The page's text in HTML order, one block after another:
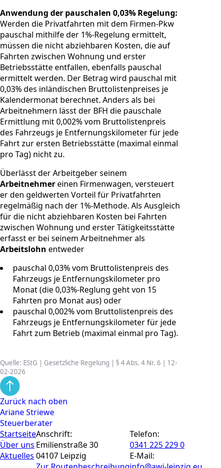
Anwendung der pauschalen 0,03% Regelung:
Werden die Privatfahrten mit dem Firmen-Pkw
pauschal mithilfe der 1%-Regelung ermittelt,
müssen die nicht abziehbaren Kosten, die auf
Fahrten zwischen Wohnung und erster
Betriebsstätte entfallen, ebenfalls pauschal
ermittelt werden. Der Betrag wird pauschal mit
0,03% des inländischen Bruttolistenpreises je
Kalendermonat berechnet. Anders als bei
Arbeitnehmern lässt der BFH die pauschale
Ermittlung mit 0,002% vom Bruttolistenpreis
des Fahrzeugs je Entfernungskilometer für jede
Fahrt zur ersten Betriebsstätte (maximal einmal
pro Tag) nicht zu.
Überlässt der Arbeitgeber seinem
Arbeitnehmereinen Firmenwagen, versteuert
er den geldwerten Vorteil für Privatfahrten
regelmäßig nach der 1%-Methode. Als Ausgleich
für die nicht abziehbaren Kosten bei Fahrten
zwischen Wohnung und erster Tätigkeitsstätte
erfasst er bei seinem Arbeitnehmer als
Arbeitslohn entweder
pauschal 0,03% vom Bruttolistenpreis des
Fahrzeugs je Entfernungskilometer pro
Monat (die 0,03%-Reglung geht von 15
Fahrten pro Monat aus) oder
pauschal 0,002% vom Bruttolistenpreis des
Fahrzeugs je Entfernungskilometer für jede
Fahrt zum Betrieb (maximal einmal pro Tag).
Quelle: EStG | Gesetzliche Regelung | § 4 Abs. 4 Nr. 6 | 12-
02-2026
Zurück nach oben
Ariane Striewe
Steuerberater
Startseite
Über uns
Aktuelles
Anschrift:
Emilienstraße 30
04107 Leipzig
Telefon:
0341 225 229 0
E-Mail: